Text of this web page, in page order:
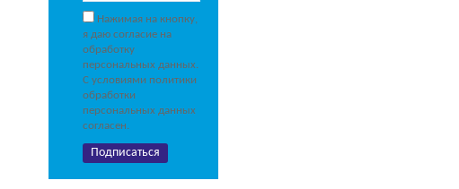
Нажимая на кнопку,
я даю согласие на
обработку
персональных данных.
С условиями политики
обработки
персональных данных
согласен.